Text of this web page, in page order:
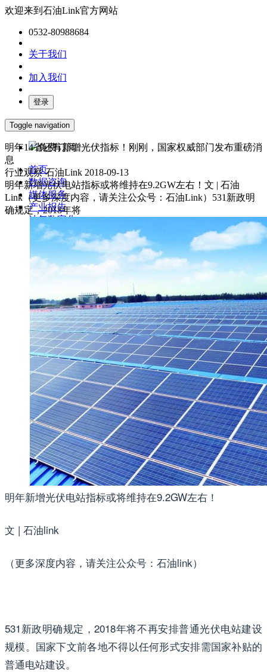
欢迎来到石油Link官方网站
0532-80988684
关于我们
加入我们
登录
Toggle navigation
免费订阅
首页
数据咨询
媒体服务
产业报告
油气数字化
明年14省还有新增光伏指标！刚刚，国家权威部门发布重磅消
息
行业观察 石油Link 2018-09-13
明年新增光伏电站指标或将维持在9.2GW左右！文 | 石油
Link（更多深度内容，请关注公众号：石油Link）531新政明
确规定，2018年将
明年新增光伏电站指标或将维持在9.2GW左右！
文 | 石油link
（更多深度内容，请关注公众号：石油link）
531新政明确规定，2018年将不再安排普通光伏电站建设
规模。国家下文前各地不得以任何形式安排需国家补贴的
普通电站建设。